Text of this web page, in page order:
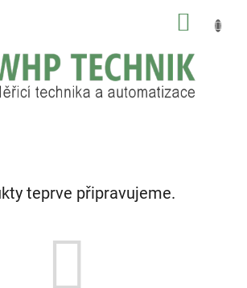
teprve připravujeme.